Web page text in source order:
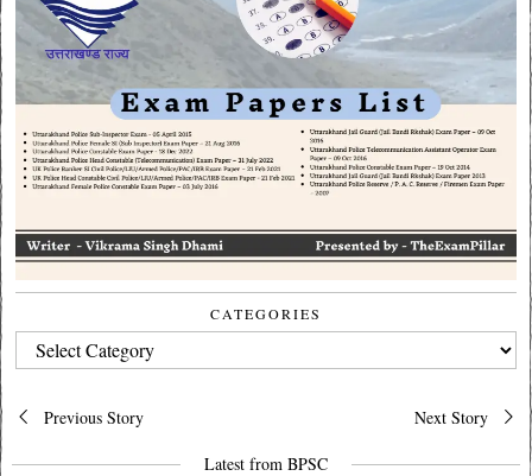
CATEGORIES
CATEGORIES
Post
navigation
Previous Story Next Story
Latest from BPSC